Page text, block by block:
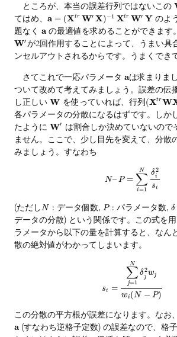
ところが、本当の誤差行列ではないこの
てはめ、 a = (Xtr W′ X)−1 Xtr W′ Y のよ
題なく aの最適値を求めることができます
W′が2回作用することによって、うまい具
ンセルアウトされるからです。うまくでき
さてこれで一応パラメータ aは求まりま
ついて改めて考えてみましょう。誤差の伝
し正しい W を使っていれば、行列(XtrW
各パラメータの分散になるはずです。しか
たように W′ は割合しか決めていないので
ません。ここで、少し目先を変えて、分散
みましょう。すなわち
N– P = ∑
i=1
N δ2
i
si
(ただしN : データ個数, P: パラメータ数, δ
データの分散) という関係です。この式を
ラメータから以下の量を計算すると、なん
散の絶対値がわかってしまいます。
si =
∑
j=1
N
δ2
j wj
wi (N − P)
この分散の平方根が誤差になります。なお
a(すなわち逆格子定数) の誤差なので、格